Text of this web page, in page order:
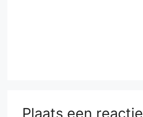
Plaats een reactie